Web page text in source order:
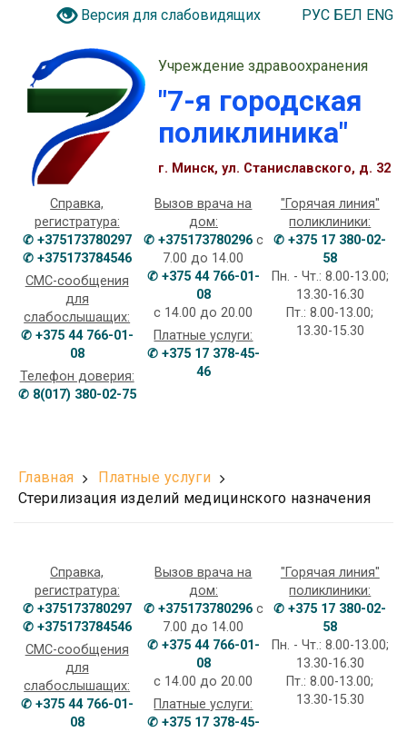
Версия для слабовидящих РУС БЕЛ ENG
Учреждение здравоохранения
"7-я городская
поликлиника"
г. Минск, ул. Станиславского, д. 32
Справка,
регистратура:
✆ +375173780297
✆ +375173784546
СМС-сообщения
для
слабослышащих:
✆ +375 44 766-01-
08
Телефон доверия:
✆ 8(017) 380-02-75
Вызов врача на
дом:
✆ +375173780296с
7.00 до 14.00
✆ +375 44 766-01-
08
с 14.00 до 20.00
Платные услуги:
✆ +375 17 378-45-
46
"Горячая линия"
поликлиники:
✆ +375 17 380-02-
58
Пн. - Чт.: 8.00-13.00;
13.30-16.30
Пт.: 8.00-13.00;
13.30-15.30
Главная
Платные услуги
Стерилизация изделий медицинского назначения
Справка,
регистратура:
✆ +375173780297
✆ +375173784546
СМС-сообщения
для
слабослышащих:
✆ +375 44 766-01-
08
Вызов врача на
дом:
✆ +375173780296с
7.00 до 14.00
✆ +375 44 766-01-
08
с 14.00 до 20.00
Платные услуги:
✆ +375 17 378-45-
"Горячая линия"
поликлиники:
✆ +375 17 380-02-
58
Пн. - Чт.: 8.00-13.00;
13.30-16.30
Пт.: 8.00-13.00;
13.30-15.30